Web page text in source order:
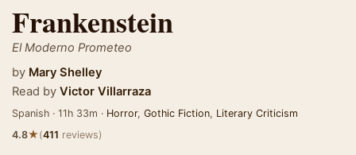
Frankenstein
El Moderno Prometeo
by Mary Shelley
Read by Victor Villarraza
Spanish · 11h 33m · Horror, Gothic Fiction, Literary Criticism
4.8★(411 reviews)